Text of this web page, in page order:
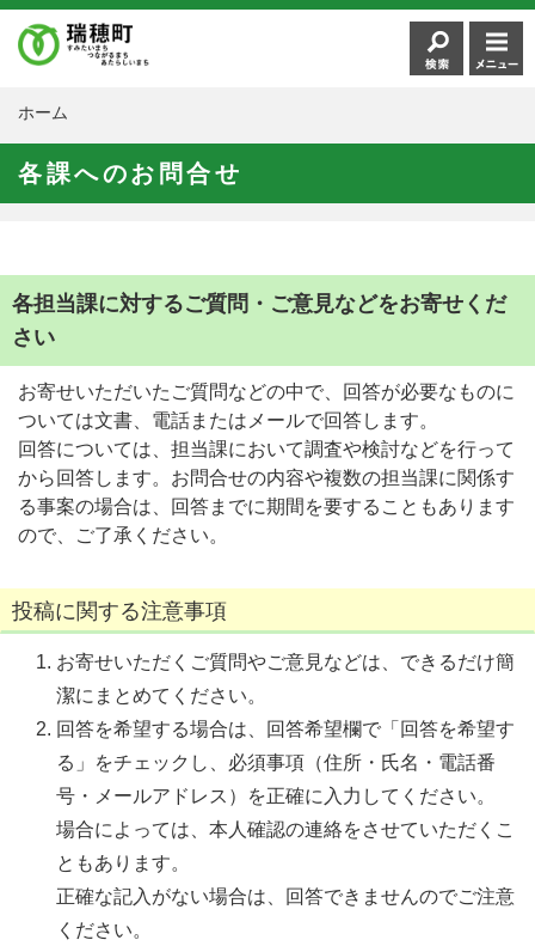
ホーム
各課へのお問合せ
各担当課に対するご質問・ご意見などをお寄せくだ
さい
お寄せいただいたご質問などの中で、回答が必要なものに
ついては文書、電話またはメールで回答します。
回答については、担当課において調査や検討などを行って
から回答します。お問合せの内容や複数の担当課に関係す
る事案の場合は、回答までに期間を要することもあります
ので、ご了承ください。
投稿に関する注意事項
お寄せいただくご質問やご意見などは、できるだけ簡
潔にまとめてください。
回答を希望する場合は、回答希望欄で「回答を希望す
る」をチェックし、必須事項（住所・氏名・電話番
号・メールアドレス）を正確に入力してください。
場合によっては、本人確認の連絡をさせていただくこ
ともあります。
正確な記入がない場合は、回答できませんのでご注意
ください。